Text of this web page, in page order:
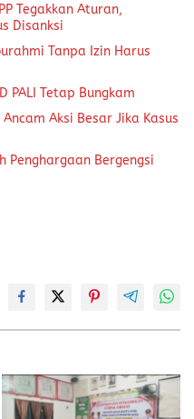
Tegakkan Aturan,
Disanksi
Tanpa Izin Harus
PALI Tetap Bungkam
Aksi Besar Jika Kasus
Penghargaan Bergengsi